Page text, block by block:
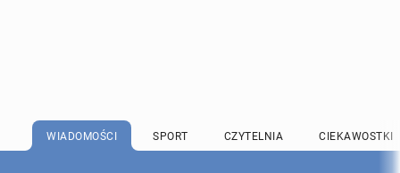
WIADOMOŚCI SPORT CZYTELNIA CIEKAWOSTKI